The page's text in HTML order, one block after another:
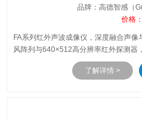
品牌：高德智感（
价格
FA系列红外声波成像仪，深度融合声
风阵列与640×512高分辨率红外探测器
置电池方案确保长效续航。该设备具备
漏以及排查局部放电隐患的能力，为电
了解详情 >